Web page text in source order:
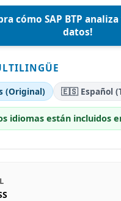
cómo SAP BTP
datos!
🇪🇸 Español
idiomas están incluidos